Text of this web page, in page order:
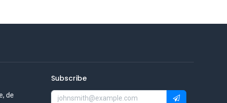
de
Subscribe